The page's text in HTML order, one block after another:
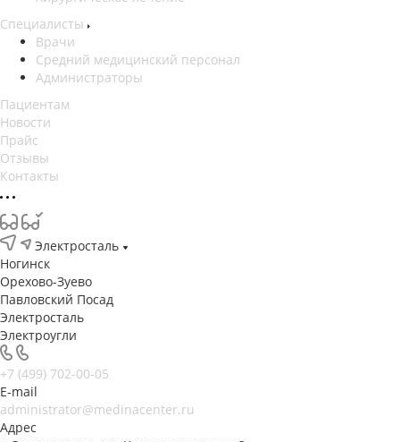
Специалисты
Врачи
Средний медицинский персонал
Администраторы
Пациентам
Новости
Прайс
Отзывы
Контакты
Электросталь
Ногинск
Орехово-Зуево
Павловский Посад
Электросталь
Электроугли
+7 (499) 702-00-05
E-mail
administrator@medinacenter.ru
Адрес